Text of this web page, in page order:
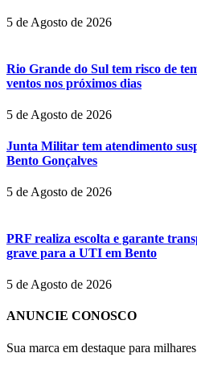
5 de Agosto de 2026
Rio Grande do Sul tem risco de
ventos nos próximos dias
5 de Agosto de 2026
Junta Militar tem atendimento
Bento Gonçalves
5 de Agosto de 2026
PRF realiza escolta e garante
grave para a UTI em Bento
5 de Agosto de 2026
ANUNCIE CONOSCO
Sua marca em destaque para